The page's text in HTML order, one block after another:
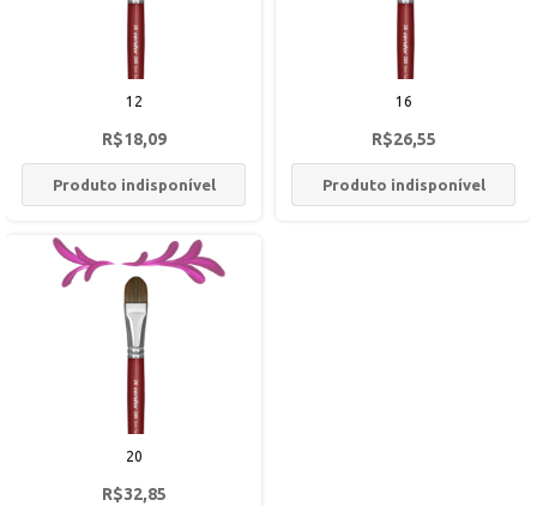
12
R$18,09
Produto indisponível
16
R$26,55
Produto indisponível
20
R$32,85